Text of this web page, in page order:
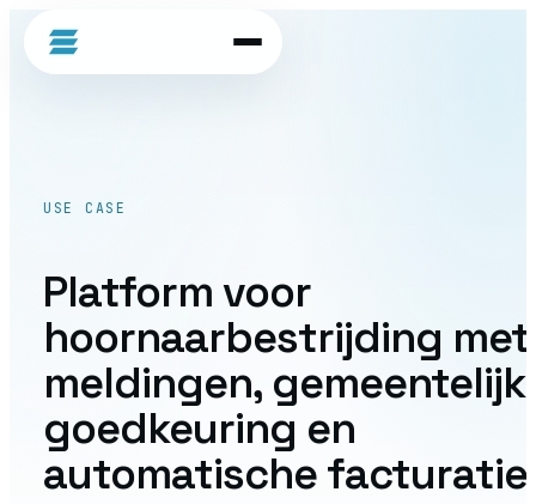
USE CASE
Platform voor
hoornaarbestrijding met
meldingen,
goedkeuring en
automatische facturatie